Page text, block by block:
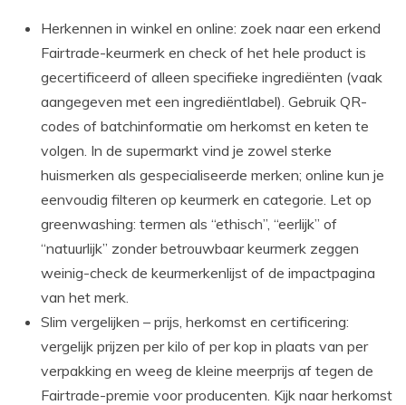
Herkennen in winkel en online: zoek naar een erkend
Fairtrade-keurmerk en check of het hele product is
gecertificeerd of alleen specifieke ingrediënten (vaak
aangegeven met een ingrediëntlabel). Gebruik QR-
codes of batchinformatie om herkomst en keten te
volgen. In de supermarkt vind je zowel sterke
huismerken als gespecialiseerde merken; online kun je
eenvoudig filteren op keurmerk en categorie. Let op
greenwashing: termen als “ethisch”, “eerlijk” of
“natuurlijk” zonder betrouwbaar keurmerk zeggen
weinig-check de keurmerkenlijst of de impactpagina
van het merk.
Slim vergelijken – prijs, herkomst en certificering:
vergelijk prijzen per kilo of per kop in plaats van per
verpakking en weeg de kleine meerprijs af tegen de
Fairtrade-premie voor producenten. Kijk naar herkomst